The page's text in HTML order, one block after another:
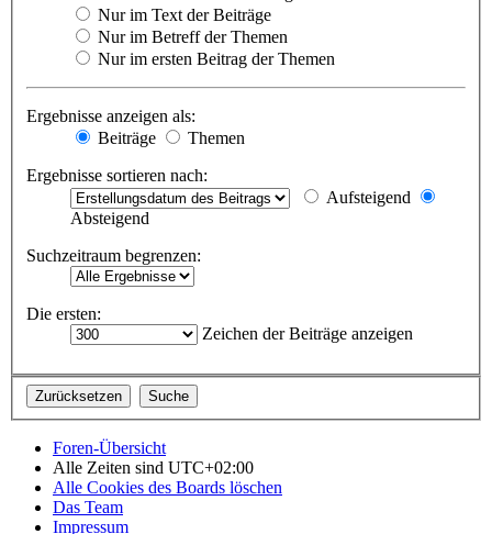
Nur im Text der Beiträge
Nur im Betreff der Themen
Nur im ersten Beitrag der Themen
Ergebnisse anzeigen als:
Beiträge
Themen
Ergebnisse sortieren nach:
Aufsteigend
Absteigend
Suchzeitraum begrenzen:
Die ersten:
Zeichen der Beiträge anzeigen
Foren-Übersicht
Alle Zeiten sind UTC+02:00
Alle Cookies des Boards löschen
Das Team
Impressum